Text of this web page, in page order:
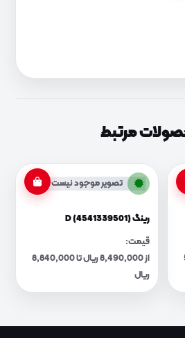
مرتبط
تصویر موجود نیست
رینگ D (4541339501)
قیمت:
از 8,490,000 ریال تا 8,840,000
ریال